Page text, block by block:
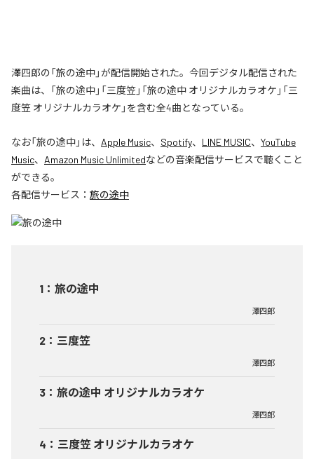
澤四郎の「旅の途中」が配信開始された。今回デジタル配信された
楽曲は、「旅の途中」「三度笠」「旅の途中 オリジナルカラオケ」「三
度笠 オリジナルカラオケ」を含む全4曲となっている。
なお「旅の途中」は、 Apple Music、 Spotify、 LINE MUSIC、 YouTube
Music、 Amazon Music Unlimitedなどの音楽配信サービスで聴くこと
ができる。
各配信サービス： 旅の途中
1 ： 旅の途中
澤四郎
2 ： 三度笠
澤四郎
3 ： 旅の途中 オリジナルカラオケ
澤四郎
4 ： 三度笠 オリジナルカラオケ